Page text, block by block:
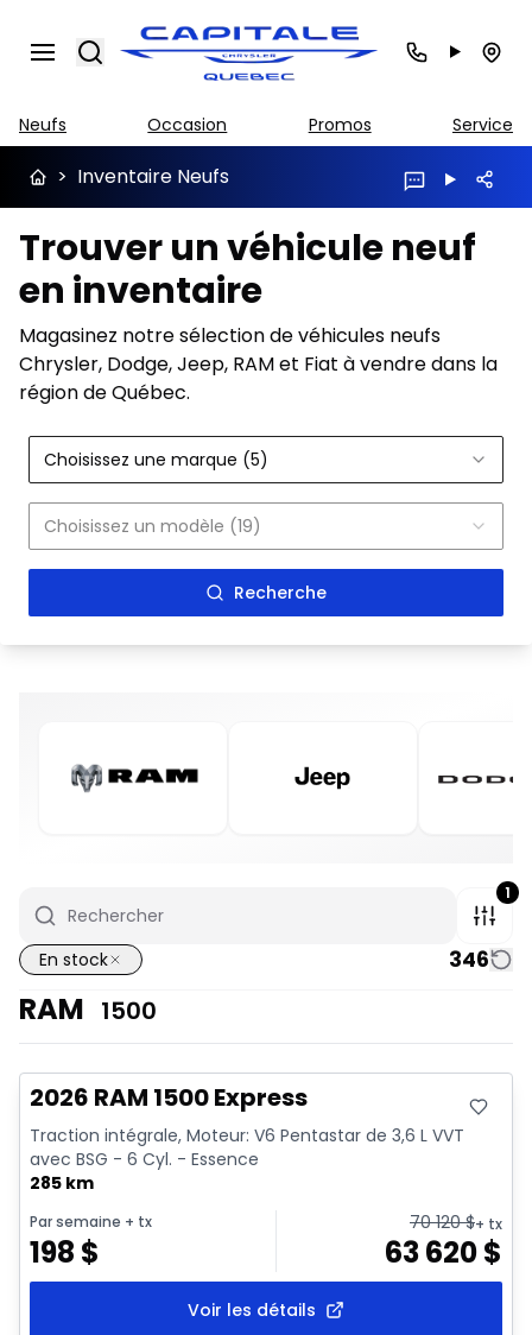
Search
Neufs Occasion Promos Service
> Inventaire Neufs
Trouver un véhicule neuf
en inventaire
Magasinez notre sélection de véhicules neufs
Chrysler, Dodge, Jeep, RAM et Fiat à vendre dans la
région de Québec.
Choisissez une marque (5)
Choisissez un modèle (19)
Recherche
1
En stock 346
RAM 1500
En stock
2026 RAM 1500 Express
Traction intégrale, Moteur: V6 Pentastar de 3,6 L VVT
avec BSG - 6 Cyl. - Essence
285 km
Par semaine + tx
198 $
70 120$+ tx
63 620$
Voir les détails